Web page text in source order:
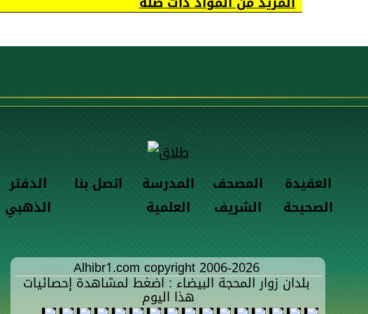
الدفتر
الذهبي
اتصل بنا
المدرسة
العلمية
المصحف
الشريف
العقيدة
الصحيحة
Alhibr1.com copyright 2006-2026
بلدان زوار المحجة البيضاء : اضغط لمشاهدة إحصائيات
هذا اليوم